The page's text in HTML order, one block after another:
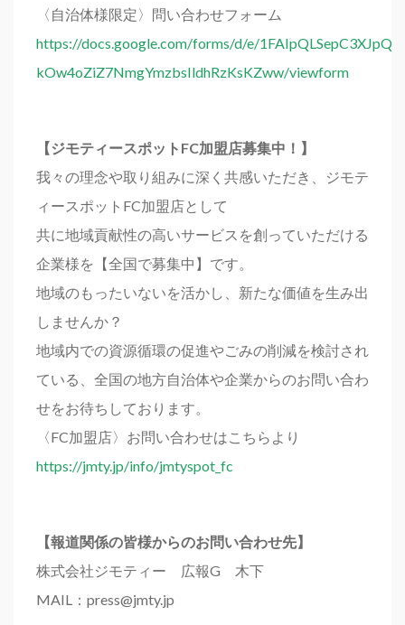
〈自治体様限定〉問い合わせフォーム
https://docs.google.com/forms/d/e/
kOw4oZiZ7NmgYmzbsIldhRzKsKZww/viewform
【ジモティースポットFC加盟店募集中！】
我々の理念や取り組みに深く共感いただき、ジモテ
ィースポットFC加盟店として
共に地域貢献性の高いサービスを創っていただける
企業様を【全国で募集中】です。
地域のもったいないを活かし、新たな価値を生み出
しませんか？
地域内での資源循環の促進やごみの削減を検討され
ている、全国の地方自治体や企業からのお問い合わ
せをお待ちしております。
〈FC加盟店〉お問い合わせはこちらより
https://jmty.jp/info/jmtyspot_fc
【報道関係の皆様からのお問い合わせ先】
株式会社ジモティー 広報G 木下
MAIL：press@jmty.jp